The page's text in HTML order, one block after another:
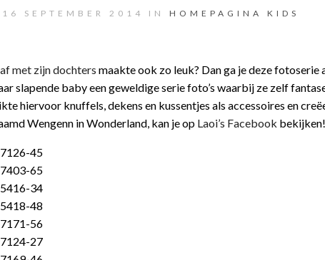
16 SEPTEMBER 2014 IN HOMEPAGINA KIDS
met zijn dochters maakte ook zo leuk? Dan ga je deze fotoserie
slapende baby een geweldige serie foto’s waarbij ze zelf
hiervoor knuffels, dekens en kussentjes als accessoires en
Wengenn in Wonderland, kan je op Laoi’s Facebook bekijken!